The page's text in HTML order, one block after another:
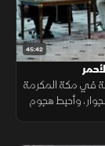
45:42
في مكة المكرمة
وأحبط هجوم